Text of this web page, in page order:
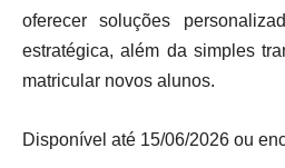
oferecer soluções
estratégica, além da simples
matricular novos alunos.
Disponível até 15/06/2026 ou